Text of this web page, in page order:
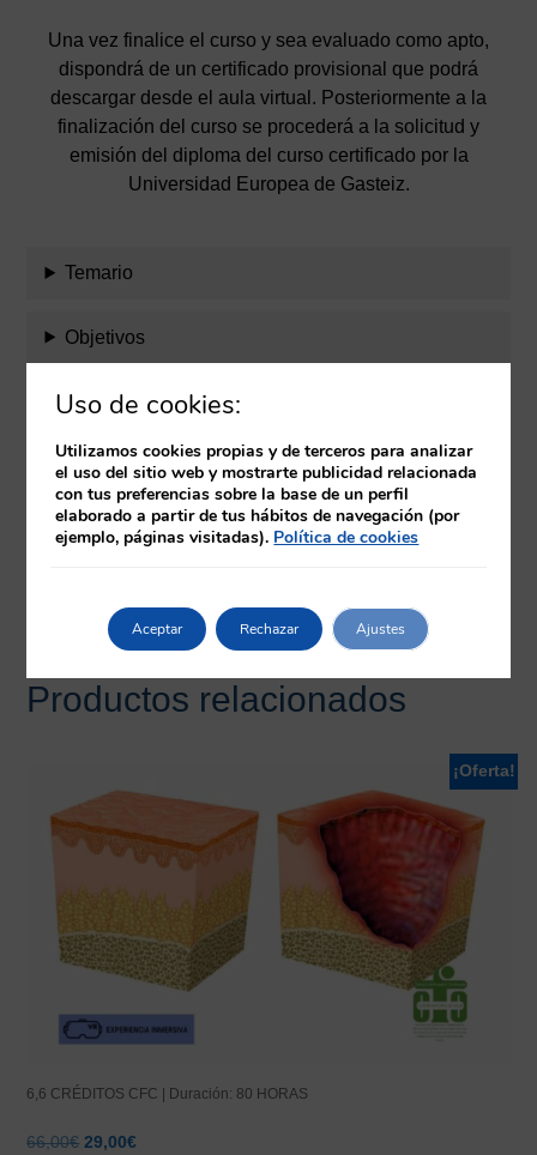
Una vez finalice el curso y sea evaluado como apto,
dispondrá de un certificado provisional que podrá
descargar desde el aula virtual. Posteriormente a la
finalización del curso se procederá a la solicitud y
emisión del diploma del curso certificado por la
Universidad Europea de Gasteiz.
Temario
Objetivos
Evaluación
Equipo docente
Requisitos
Productos relacionados
¡Oferta!
6,6 CRÉDITOS CFC | Duración: 80 HORAS
66,00€ El
29,00€El
Uso de cookies:
Utilizamos cookies propias y de terceros para analizar
el uso del sitio web y mostrarte publicidad relacionada
con tus preferencias sobre la base de un perfil
elaborado a partir de tus hábitos de navegación (por
ejemplo, páginas visitadas). Política de cookies
Aceptar Rechazar Ajustes